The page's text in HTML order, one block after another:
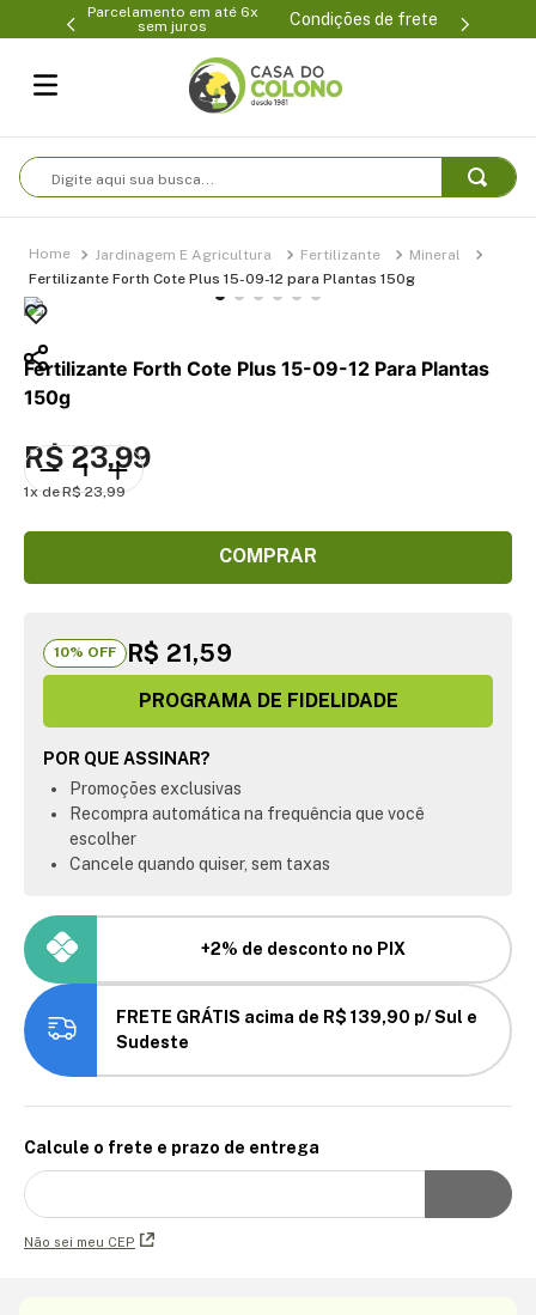
Parcelamento em até 6x
sem juros
Condições de frete
Digite aqui sua busca...
Jardinagem E Agricultura Fertilizante
Mineral
Fertilizante Forth Cote Plus 15-09-12 para Plantas 150g
Fertilizante Forth Cote Plus 15-09-12 Para Plantas
150g
R$23,99
1 R$ 23,99
COMPRAR
10% OFF R$ 21,59
PROGRAMA DE FIDELIDADE
POR QUE ASSINAR?
Promoções exclusivas
Recompra automática na frequência que você
escolher
Cancele quando quiser, sem taxas
+2% de desconto no PIX
FRETE GRÁTIS acima de R$ 139,90 p/ Sul e
Sudeste
Calcule o frete e prazo de entrega
Não sei meu CEP